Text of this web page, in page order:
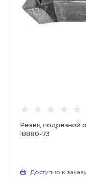
Резец подрезной
18880-73
Доступно к